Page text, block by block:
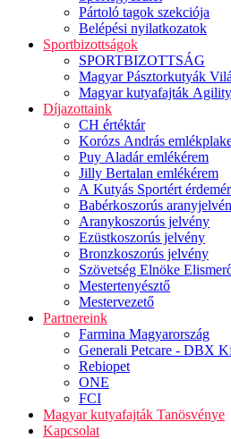
Pártoló tagok szekciója
Belépési nyilatkozatok
Sportbizottságok
SPORTBIZOTTSÁG
Magyar Pásztorkutyák
Magyar kutyafajták Agility
Díjazottaink
CH értéktár
Korózs András
Puy Aladár emlékérem
Jilly Bertalan emlékérem
A Kutyás Sportért
Babérkoszorús
Aranykoszorús jelvény
Ezüstkoszorús jelvény
Bronzkoszorús jelvény
Szövetség Elnöke
Mestertenyésztő
Mestervezető
Partnereink
Farmina Magyarország
Generali Petcare - DBX
Rebiopet
ONE
FCI
Magyar kutyafajták Tanösvénye
Kapcsolat